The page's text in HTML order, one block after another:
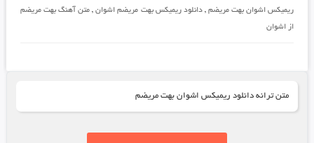
ریمیکس اشوان بهت مریضم ,دانلود ریمیکس بهت مریضم اشوان, متن آهنگ بهت مریضم
از اشوان
متن ترانه دانلود ریمیکس اشوان بهت مریضم